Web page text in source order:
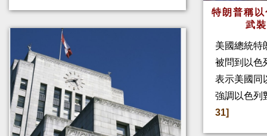
特朗普稱
武
美國總統特
被問到以色
表示美國同
強調以色列
31]